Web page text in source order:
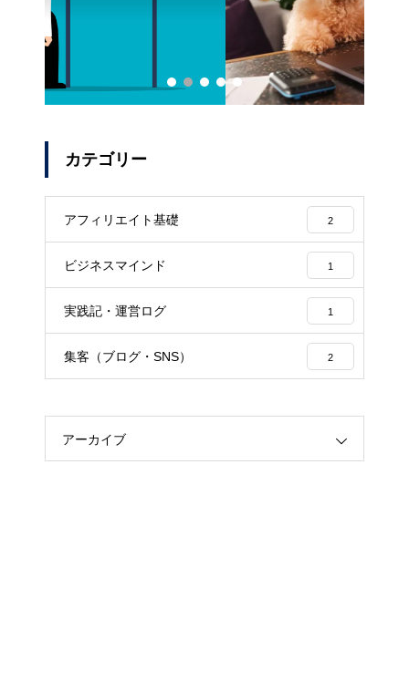
カテゴリー
アフィリエイト基礎 2
ビジネスマインド 1
実践記・運営ログ 1
集客（ブログ・SNS） 2
アーカイブ